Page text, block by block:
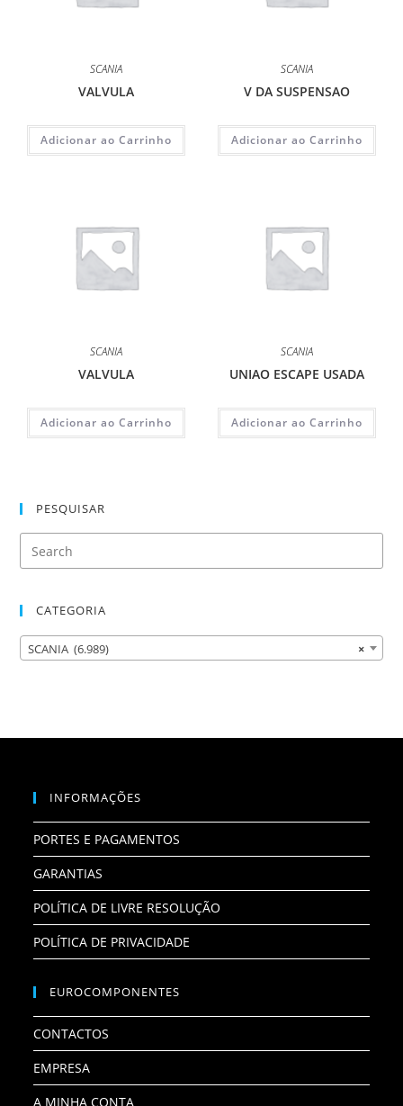
SCANIA
VALVULA
Adicionar ao Carrinho
SCANIA
V DA SUSPENSAO
Adicionar ao Carrinho
SCANIA
VALVULA
Adicionar ao Carrinho
SCANIA
UNIAO ESCAPE USADA
Adicionar ao Carrinho
PESQUISAR
CATEGORIA
×
SCANIA (6.989)
INFORMAÇÕES
PORTES E PAGAMENTOS
GARANTIAS
POLÍTICA DE LIVRE RESOLUÇÃO
POLÍTICA DE PRIVACIDADE
EUROCOMPONENTES
CONTACTOS
EMPRESA
A MINHA CONTA